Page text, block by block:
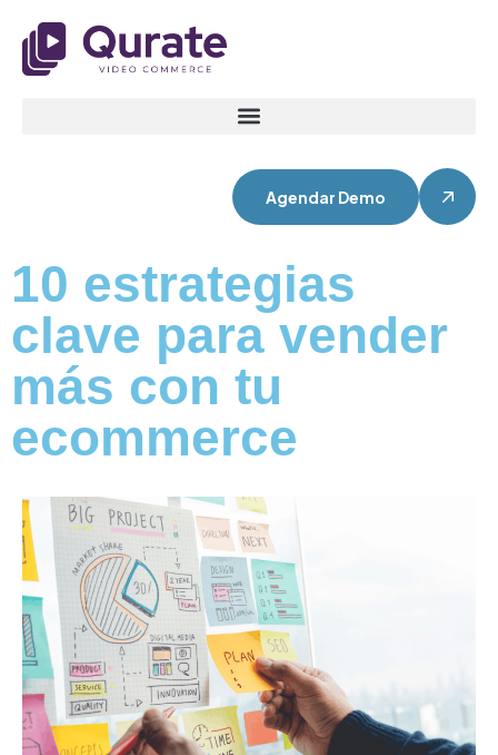
Agendar Demo
10 estrategias
clave para vender
más con tu
ecommerce